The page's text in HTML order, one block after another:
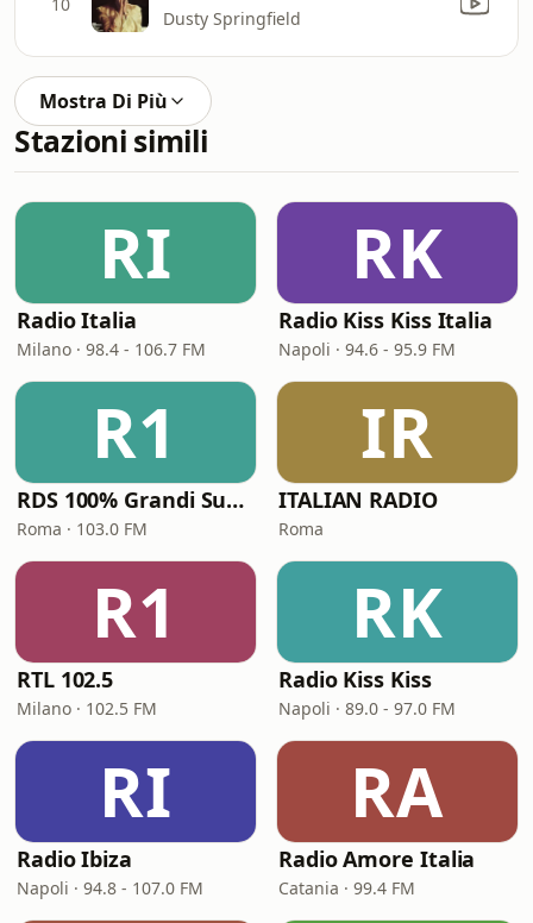
Dusty Springfield
Mostra Di Più
Stazioni simili
RI
Radio Italia
Milano · 98.4 - 106.7 FM
RK
Radio Kiss Kiss Italia
Napoli · 94.6 - 95.9 FM
R1
RDS 100% Grandi Successi
Roma · 103.0 FM
IR
ITALIAN RADIO
Roma
R1
RTL 102.5
Milano · 102.5 FM
RK
Radio Kiss Kiss
Napoli · 89.0 - 97.0 FM
RI
Radio Ibiza
Napoli · 94.8 - 107.0 FM
RA
Radio Amore Italia
Catania · 99.4 FM